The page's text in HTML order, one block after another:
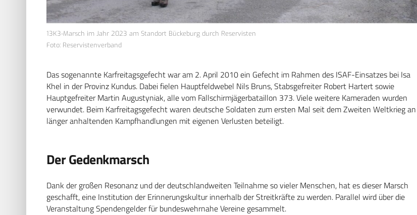
13K3-Marsch im Jahr 2023 am Standort Bückeburg durch Reservisten
Foto: Reservistenverband
Das sogenannte Karfreitagsgefecht war am 2. April 2010 ein Gefecht im Rahmen des ISAF-Einsatzes bei Isa
Khel in der Provinz Kundus. Dabei fielen Hauptfeldwebel Nils Bruns, Stabsgefreiter Robert Hartert sowie
Hauptgefreiter Martin Augustyniak, alle vom Fallschirmjägerbataillon 373. Viele weitere Kameraden wurden
verwundet. Beim Karfreitagsgefecht waren deutsche Soldaten zum ersten Mal seit dem Zweiten Weltkrieg an
länger anhaltenden Kampfhandlungen mit eigenen Verlusten beteiligt.
Der Gedenkmarsch
Dank der großen Resonanz und der deutschlandweiten Teilnahme so vieler Menschen, hat es dieser Marsch
geschafft, eine Institution der Erinnerungskultur innerhalb der Streitkräfte zu werden. Parallel wird über die
Veranstaltung Spendengelder für bundeswehrnahe Vereine gesammelt.